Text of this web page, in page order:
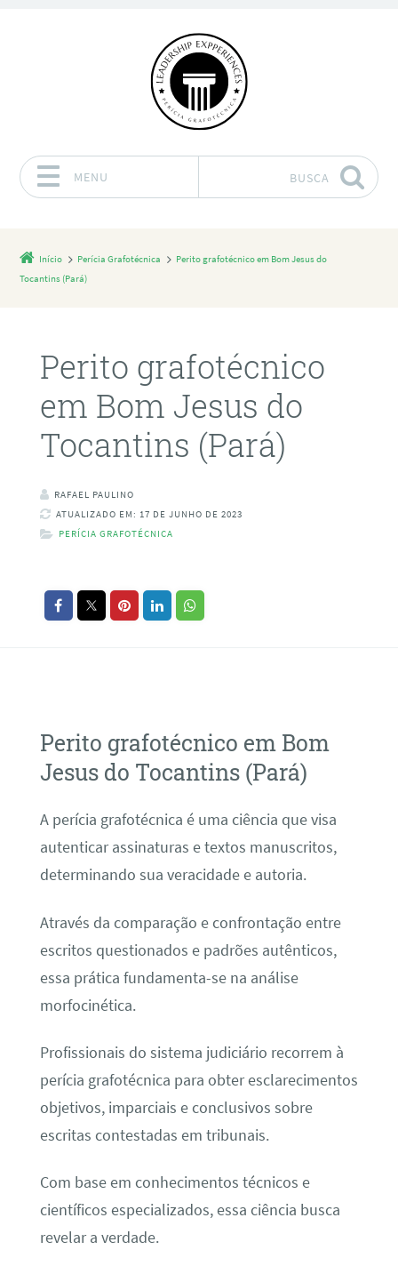
MENU BUSCA
Início Perícia Grafotécnica
Perito grafotécnico em Bom Jesus do
Tocantins (Pará)
Perito grafotécnico
em Bom Jesus do
Tocantins (Pará)
RAFAEL PAULINO
ATUALIZADO EM: 17 DE JUNHO DE 2023
PERÍCIA GRAFOTÉCNICA
Perito grafotécnico em Bom
Jesus do Tocantins (Pará)
A perícia grafotécnica é uma ciência que visa
autenticar assinaturas e textos manuscritos,
determinando sua veracidade e autoria.
Através da comparação e confrontação entre
escritos questionados e padrões autênticos,
essa prática fundamenta-se na análise
morfocinética.
Profissionais do sistema judiciário recorrem à
perícia grafotécnica para obter esclarecimentos
objetivos, imparciais e conclusivos sobre
escritas contestadas em tribunais.
Com base em conhecimentos técnicos e
científicos especializados, essa ciência busca
revelar a verdade.